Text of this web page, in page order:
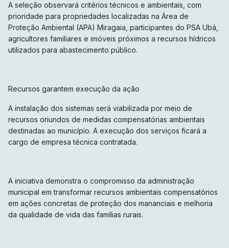
A seleção observará critérios técnicos e ambientais, com
prioridade para propriedades localizadas na Área de
Proteção Ambiental (APA) Miragaia, participantes do PSA Ubá,
agricultores familiares e imóveis próximos a recursos hídricos
utilizados para abastecimento público.
Recursos garantem execução da ação
A instalação dos sistemas será viabilizada por meio de
recursos oriundos de medidas compensatórias ambientais
destinadas ao município. A execução dos serviços ficará a
cargo de empresa técnica contratada.
A iniciativa demonstra o compromisso da administração
municipal em transformar recursos ambientais compensatórios
em ações concretas de proteção dos mananciais e melhoria
da qualidade de vida das famílias rurais.